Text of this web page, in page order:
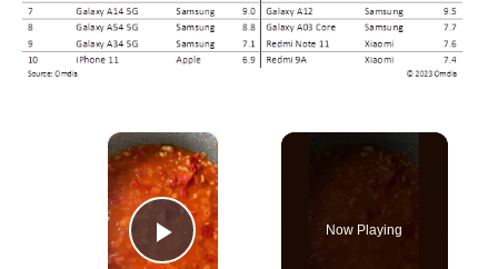
×
Now Playing